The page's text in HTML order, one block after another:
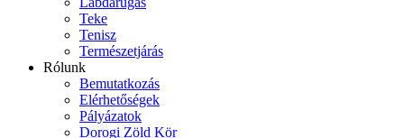
Teke
Tenisz
Természetjárás
Rólunk
Bemutatkozás
Elérhetőségek
Pályázatok
Dorogi Zöld Kör